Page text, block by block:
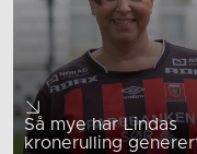
Så mye har Lindas
kronerulling